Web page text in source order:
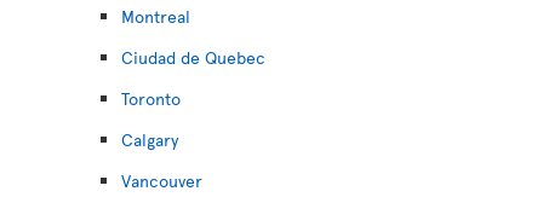
Montreal
Ciudad de Quebec
Toronto
Calgary
Vancouver